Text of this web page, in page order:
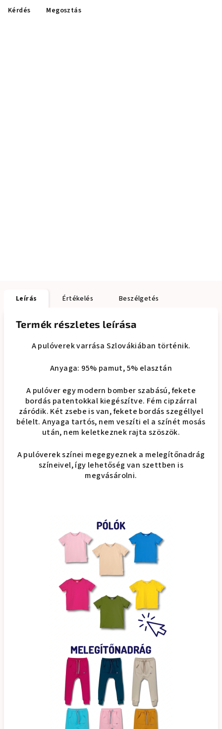
Kérdés Megosztás
Leírás Értékelés Beszélgetés
Termék részletes leírása
A pulóverek varrása Szlovákiában történik.
Anyaga: 95% pamut, 5% elasztán
A pulóver egy modern bomber szabású, fekete
bordás patentokkal kiegészítve. Fém cipzárral
záródik. Két zsebe is van, fekete bordás szegéllyel
bélelt. Anyaga tartós, nem veszíti el a színét mosás
után, nem keletkeznek rajta szöszök.
A pulóverek színei megegyeznek a melegítőnadrág
színeivel, így lehetőség van szettben is
megvásárolni.